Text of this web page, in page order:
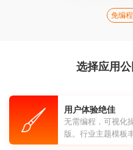
免编
选择应用
用户体验绝佳
无需编程，可视化
版。行业主题模板